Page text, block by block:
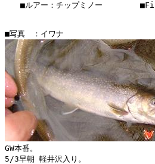
■ルアー：チップミノー　　　
GW本番。
5/3早朝 軽井沢入り。